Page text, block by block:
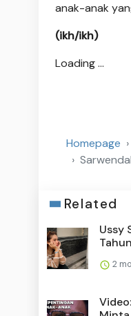
anak-anak
(ikh/ikh)
Loading ...
Homepage
Related
Ussy
2